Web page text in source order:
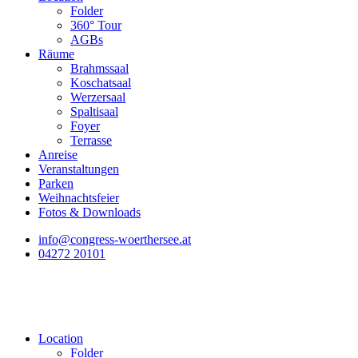
Folder
360° Tour
AGBs
Räume
Brahmssaal
Koschatsaal
Werzersaal
Spaltisaal
Foyer
Terrasse
Anreise
Veranstaltungen
Parken
Weihnachtsfeier
Fotos & Downloads
info@congress-woerthersee.at
04272 20101
Location
Folder